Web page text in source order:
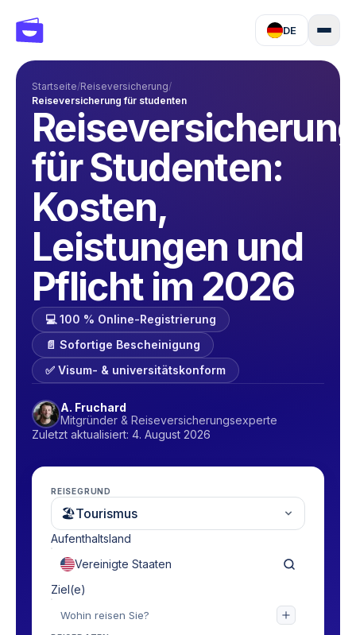
DE
Startseite/Reiseversicherung/
Reiseversicherung für studenten
für Studenten:
Kosten,
Leistungen und
Pflicht im 2026
💻 100 % Online-Registrierung
📄 Sofortige Bescheinigung
✅ Visum- & universitätskonform
A. Fruchard
Mitgründer & Reiseversicherungsexperte
Zuletzt aktualisiert: 4. August 2026
REISEGRUND
🏖Tourismus
Aufenthaltsland
Ziel(e)